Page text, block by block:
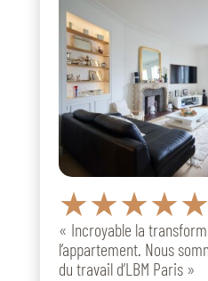
★★★★★
« Incroyable la
l’appartement. Nous
du travail d’LBM Paris »